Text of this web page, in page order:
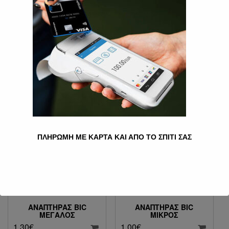
HOME
Αναπτήρες
Εμφάνιση όλων των 2 αποτελεσμάτων
ΑΝΑΠΤΉΡΑΣ BIC
ΜΕΓΆΛΟΣ
1.30€
ΑΝΑΠΤΉΡΑΣ BIC
ΜΙΚΡΟΣ
1.00€
ΠΛΗΡΩΜΗ ΜΕ ΚΑΡΤΑ ΚΑΙ ΑΠΟ ΤΟ ΣΠΙΤΙ ΣΑΣ